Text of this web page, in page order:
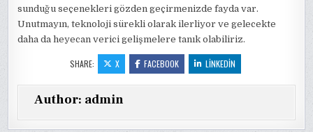
sunduğu seçenekleri gözden geçirmenizde fayda var.
Unutmayın, teknoloji sürekli olarak ilerliyor ve gelecekte
daha da heyecan verici gelişmelere tanık olabiliriz.
SHARE: X FACEBOOK LINKEDIN
Author: admin